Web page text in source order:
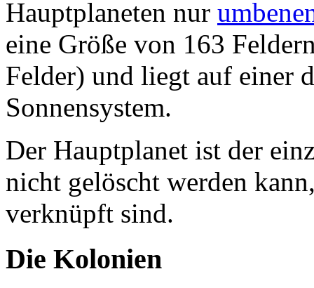
Hauptplaneten nur
eine Größe von 163
Felder) und liegt auf einer
Sonnensystem.
Der Hauptplanet ist der
nicht gelöscht werden
verknüpft sind.
Die Kolonien